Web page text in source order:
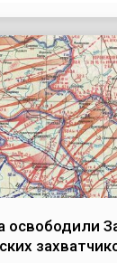
Сказки о
мальчика и он
освободили